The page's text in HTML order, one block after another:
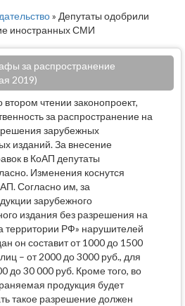
» Депутаты одобрили
иностранных СМИ
за распространение
2019)
чтении законопроект,
за распространение на
зарубежных
изданий. За внесение
в КоАП депутаты
Изменения коснутся
Согласно им, за
зарубежного
издания без разрешения на
территории РФ» нарушителей
он составит от 1000 до 1500
– от 2000 до 3000 руб., для
до 30 000 руб. Кроме того, во
продукция будет
такое разрешение должен